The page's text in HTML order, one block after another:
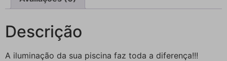
Descrição
A iluminação da sua piscina faz toda a diferença!!!